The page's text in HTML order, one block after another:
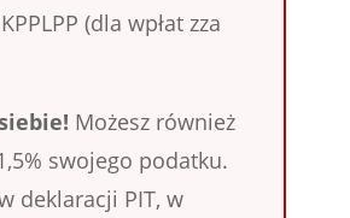
(dla wpłat zza
Możesz również
swojego podatku.
deklaracji PIT, w